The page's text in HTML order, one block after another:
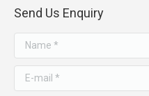
Send Us Enquiry
Name *
E-mail *